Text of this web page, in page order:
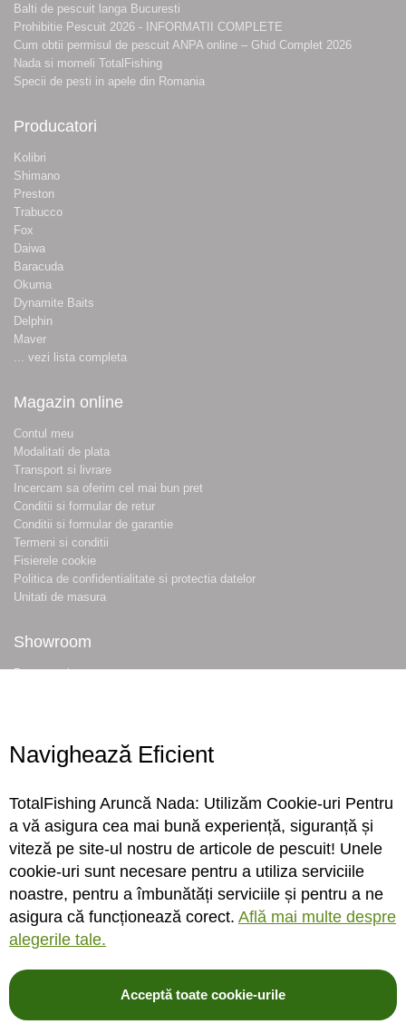
Balti de pescuit langa Bucuresti
Prohibitie Pescuit 2026 - INFORMATII COMPLETE
Cum obtii permisul de pescuit ANPA online – Ghid Complet 2026
Nada si momeli TotalFishing
Specii de pesti in apele din Romania
Producatori
Kolibri
Shimano
Preston
Trabucco
Fox
Daiwa
Baracuda
Okuma
Dynamite Baits
Delphin
Maver
... vezi lista completa
Magazin online
Contul meu
Modalitati de plata
Transport si livrare
Incercam sa oferim cel mai bun pret
Conditii si formular de retur
Conditii si formular de garantie
Termeni si conditii
Fisierele cookie
Politica de confidentialitate si protectia datelor
Unitati de masura
Showroom
Despre noi
Conecteaza-te
Sa ne cunoastem mai bine. Vino alaturi de noi pe reteaua ta preferata. Te
asteptam cu stiri, surprize, concursuri, premii ...
Navighează Eficient
TotalFishing Aruncă Nada: Utilizăm Cookie-uri Pentru
a vă asigura cea mai bună experiență, siguranță și
viteză pe site-ul nostru de articole de pescuit! Unele
cookie-uri sunt necesare pentru a utiliza serviciile
noastre, pentru a îmbunătăți serviciile și pentru a ne
asigura că funcționează corect. Află mai multe despre
alegerile tale.
Acceptă toate cookie-urile